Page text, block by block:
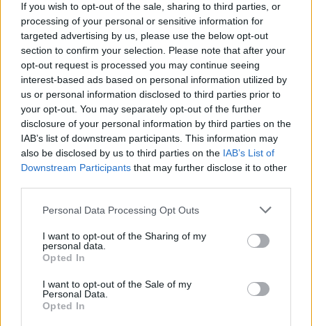
If you wish to opt-out of the sale, sharing to third parties, or
processing of your personal or sensitive information for
targeted advertising by us, please use the below opt-out
section to confirm your selection. Please note that after your
opt-out request is processed you may continue seeing
interest-based ads based on personal information utilized by
us or personal information disclosed to third parties prior to
your opt-out. You may separately opt-out of the further
disclosure of your personal information by third parties on the
IAB’s list of downstream participants. This information may
also be disclosed by us to third parties on the IAB’s List of
Downstream Participants that may further disclose it to other
Personal Data Processing Opt Outs
I want to opt-out of the Sharing of my
personal data.
Opted In
I want to opt-out of the Sale of my
Personal Data.
Opted In